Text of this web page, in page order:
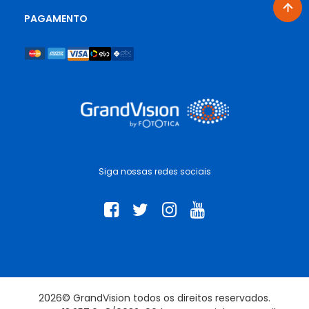
um ajuste perfeito. Seja qual for o seu estilo, a GrandVision
tem a armação de óculos de grau que vai te acompanhar
Por que escolher a GrandVision?
Estamos preparados para te ajudar a encontrar o par de
óculos que melhor combina com o seu rosto, sua rotina e
Não perca tempo e descubra o prazer de enxergar melhor
grau e dê o próximo passo para transformar o seu visual e
garantir uma visão clara e confortável todos os dias!
Siga nossas redes sociais
PAGAMENTO
2026© GrandVision todos os direitos reservados.